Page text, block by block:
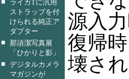
■
ライカTに汎用
ストラップを付
けられる純正ア
ダプター
■ 那須潔写真展
「ひかりと影」
■ デジタルカメラ
マガジンが
源入
復帰
壊さ